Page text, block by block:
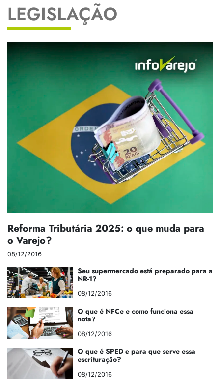
LEGISLAÇÃO
Reforma Tributária 2025: o que muda para
o Varejo?
08/12/2016
Seu supermercado está preparado para a
NR-1?
08/12/2016
O que é NFCe e como funciona essa
nota?
08/12/2016
O que é SPED e para que serve essa
escrituração?
08/12/2016